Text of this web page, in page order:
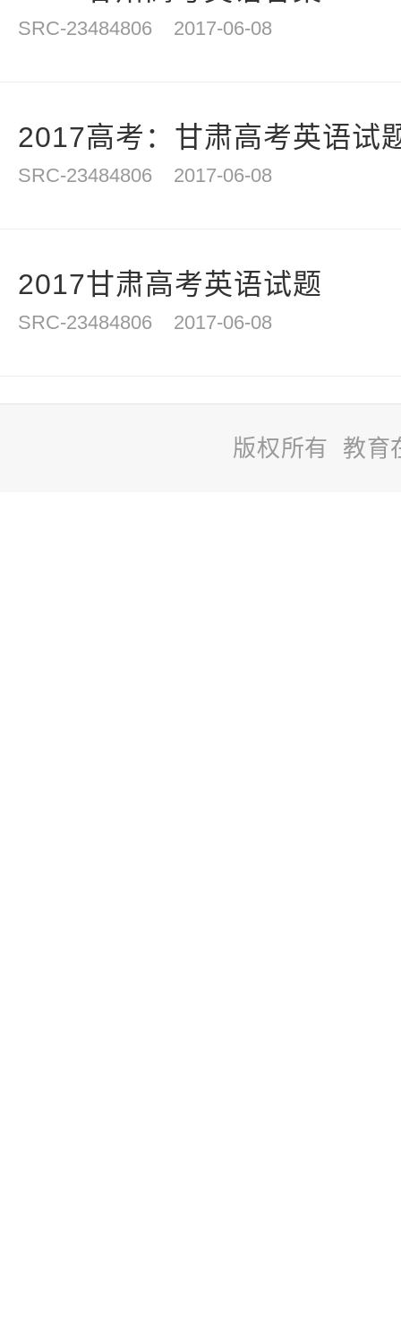
SRC-23484806 2017-06-08
2017高考：甘肃高考英语试
SRC-23484806 2017-06-08
2017甘肃高考英语试题
SRC-23484806 2017-06-08
版权所有 教育